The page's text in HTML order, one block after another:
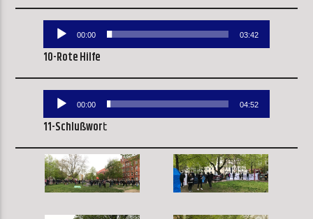
Audio-
00:00 03:42
10-Rote Hilfe
Audio-
00:00 04:52
11-Schlußwort